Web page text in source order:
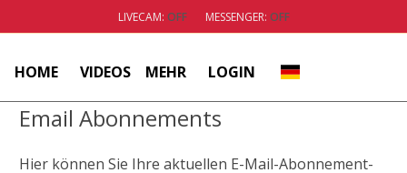
LIVECAM: OFF MESSENGER: OFF
HOME VIDEOS MEHR LOGIN
Email Abonnements
Hier können Sie Ihre aktuellen E-Mail-Abonnement-